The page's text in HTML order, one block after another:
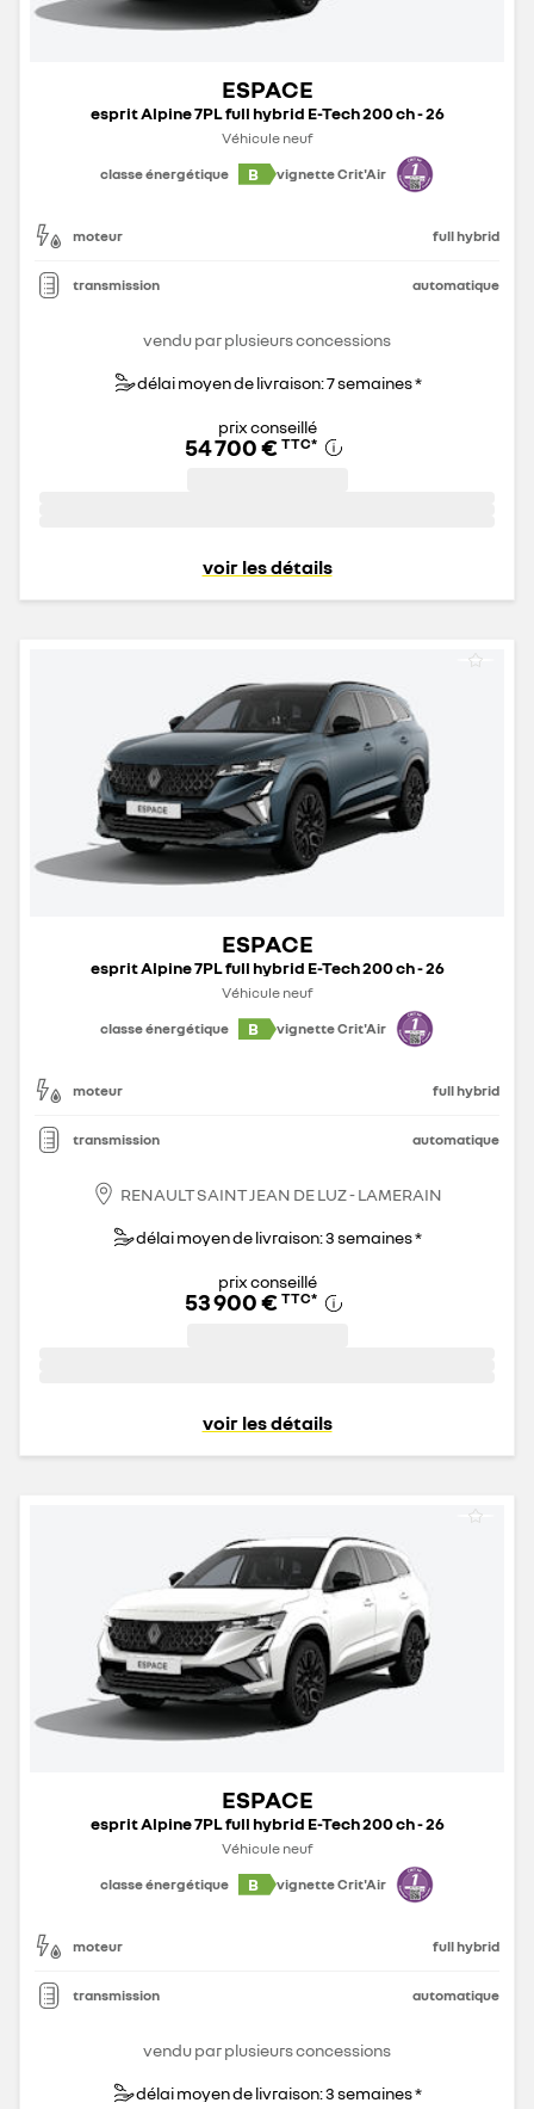
ESPACE
esprit Alpine 7PL full hybrid E-Tech 200 ch - 26
Véhicule neuf
classe énergétique
B vignette Crit'Air
moteur full hybrid
transmission automatique
vendu par plusieurs concessions
délai moyen de livraison: 7 semaines *
prix conseillé
54 700 € TTC*
voir les détails
ESPACE
esprit Alpine 7PL full hybrid E-Tech 200 ch - 26
Véhicule neuf
classe énergétique
B vignette Crit'Air
moteur full hybrid
transmission automatique
RENAULT SAINT JEAN DE LUZ - LAMERAIN
délai moyen de livraison: 3 semaines *
prix conseillé
53 900 € TTC*
voir les détails
ESPACE
esprit Alpine 7PL full hybrid E-Tech 200 ch - 26
Véhicule neuf
classe énergétique
B vignette Crit'Air
moteur full hybrid
transmission automatique
vendu par plusieurs concessions
délai moyen de livraison: 3 semaines *